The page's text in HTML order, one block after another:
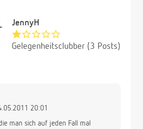
JennyH
Gelegenheitsclubber (3 Posts)
20:01
man sich auf jeden Fall mal